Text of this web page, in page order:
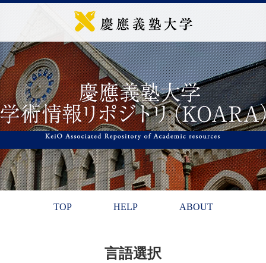
TOP HELP ABOUT
言語選択